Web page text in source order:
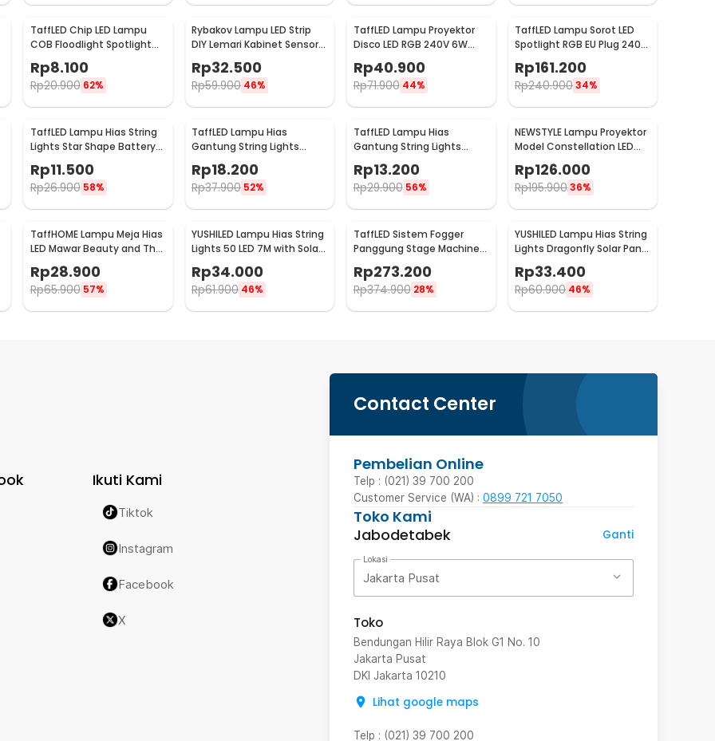
TaffLED Chip LED Lampu
COB Floodlight Spotlight
220V Cool White 6000K
50W - COB4060-AC220-
50
Rp8.100
Rp20.900 62%
Rybakov Lampu LED Strip
DIY Lemari Kabinet Sensor
Gerak 4.5W 1M - 2835
Rp32.500
Rp59.900 46%
TaffLED Lampu Proyektor
Disco LED RGB 240V 6W
LV-RG
Rp40.900
Rp71.900 44%
TaffLED Lampu Sorot LED
Spotlight RGB EU Plug 240V
10W - L18RG
Rp161.200
Rp240.90034%
TaffLED Lampu Hias String
Lights Star Shape Battery
Rp11.500
Rp26.900 58%
TaffLED Lampu Hias
Gantung String Lights
Model Bohlam Mini
Waterproof 6M - ZYD0931
Rp18.200
Rp37.900 52%
TaffLED Lampu Hias
Gantung String Lights
Model Bohlam Mini
Waterproof 3M - ZYD0931
Rp13.200
Rp29.900 56%
NEWSTYLE Lampu Proyektor
Model Constellation LED
Night Light 3W 5V - NL-USB
Rp126.000
Rp195.90036%
TaffHOME Lampu Meja Hias
LED Mawar Beauty and The
Beast Warm White - AC01
Rp28.900
Rp65.900 57%
YUSHILED Lampu Hias String
Lights 50 LED 7M with Solar
Panel - M072
Rp34.000
Rp61.900 46%
TaffLED Sistem Fogger
Panggung Stage Machine
Ejector with RGB LED - KY-
LED500
Rp273.200
Rp374.900 28%
YUSHILED Lampu Hias String
Lights Dragonfly Solar Panel
IP65 8 Modes 20 LED - M088
Rp33.400
Rp60.900 46%
Contact Center
Pembelian Online
Telp : (021) 39 700 200
Customer Service (WA) : 0899 721 7050
Toko Kami
Jabodetabek
Ganti
Lokasi
Jakarta Pusat
Toko
Bendungan Hilir Raya Blok G1 No. 10
Jakarta Pusat
DKI Jakarta 10210
Lihat google maps
Telp : (021) 39 700 200
Ikuti Kami
Tiktok
Instagram
Facebook
X